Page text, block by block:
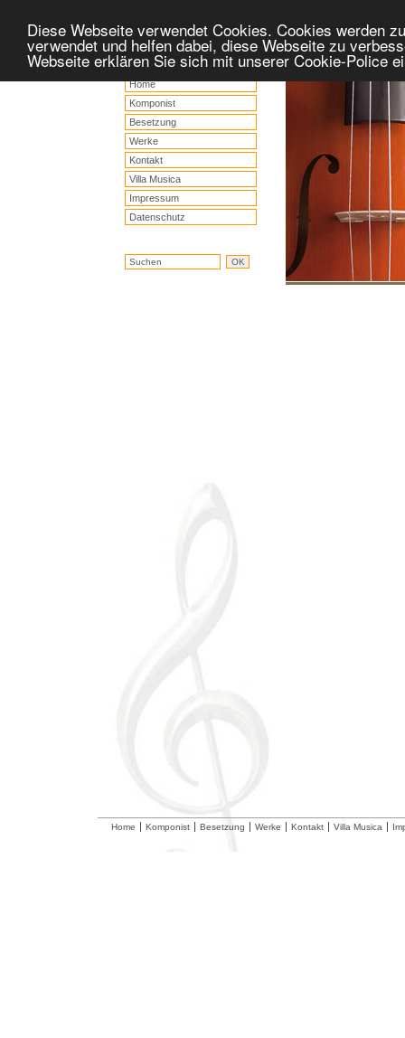
Diese Webseite verwendet Cookies. Cookies werden
verwendet und helfen dabei, diese Webseite zu
Webseite erklären Sie sich mit unserer Cookie-Police
Home
Komponist
Besetzung
Werke
Kontakt
Villa Musica
Impressum
Datenschutz
Home Komponist Besetzung Werke Kontakt Villa Musica